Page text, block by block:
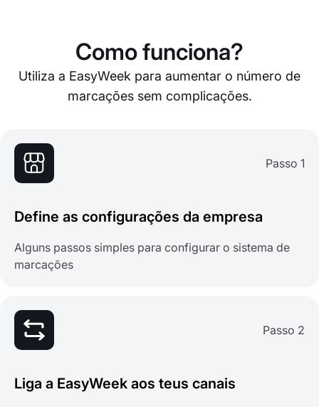
Como funciona?
Utiliza a EasyWeek para aumentar o número de
marcações sem complicações.
Passo 1
Define as configurações da empresa
Alguns passos simples para configurar o sistema de
marcações
Passo 2
Liga a EasyWeek aos teus canais